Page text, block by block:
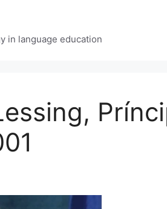
in language education